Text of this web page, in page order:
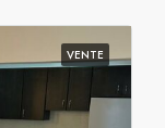
VENTE